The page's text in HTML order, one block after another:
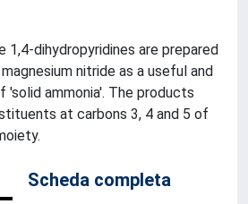
1,4-dihydropyridines are prepared
nitride as a useful and
'solid ammonia'. The products
at carbons 3, 4 and 5 of
Scheda completa